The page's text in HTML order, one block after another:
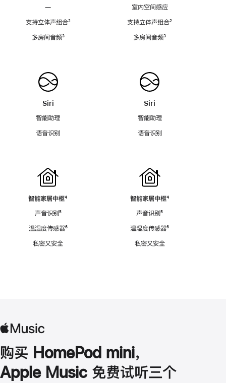
—
支持立体声组合脚
²
多房间音频脚
³
Siri
智能助理
语音识别
智能家居中枢脚
⁴
声音识别脚
⁵
温湿度传感器脚
⁶
私密又安全
室内空间感应
支持立体声组合脚
²
多房间音频脚
³
Siri
智能助理
语音识别
智能家居中枢脚
⁴
声音识别脚
⁵
温湿度传感器脚
⁶
私密又安全
购买 HomePod mini，
Apple Music 免费试听三个